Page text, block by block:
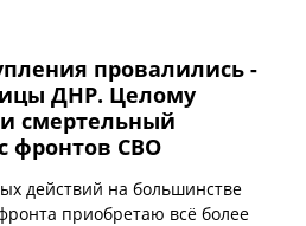
провалились -
ДНР. Целому
смертельный
фронтов СВО
действий на большинстве
приобретаю всё более